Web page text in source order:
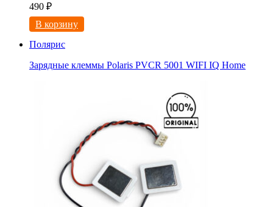
490 ₽
В корзину
Полярис
Зарядные клеммы Pоlaris PVCR 5001 WIFI IQ Нome